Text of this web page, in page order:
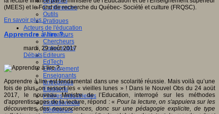
Conférences
Outils
Pratiques
Acteurs de l'éducation
Animateurs
Chercheurs
Collectivités
Editeurs
EdTech
Encadrement
Enseignants
Entreprises
Etudiants
Filières industrielles
Institutionnels
Médiateurs
(MEES) et le Fond de recherche du Québec- Société et culture (FRQSC).
En savoir plus...
Apprendre à lire ?..
mardi, 29 août 2017
Débats
Apprendre à lire est fondamental dans une scolarité réussie. Mais voilà qu’une
fois de plus, on ressort les « vieilles lunes » ! Dans le Nouvel Obs du 24 aoüt
2017, le nouveau Ministre de l’Education, interrogé sur les méthodes
d'apprentissages de la lecture, répond : « Pour la lecture, on s'appuiera sur les
découvertes des neurosciences, donc sur une pédagogie explicite, de type